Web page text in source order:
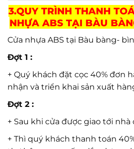
3.QUY TRÌNH THANH
NHỰA ABS TẠI BÀU
Cửa nhựa ABS tại Bàu bàng-
Đợt 1 :
+ Quý khách đặt cọc 40% đơn
nhận và triển khai sản xuất
Đợt 2 :
+ Sau khi cửa được giao tới
+ Thì quý khách thanh toán